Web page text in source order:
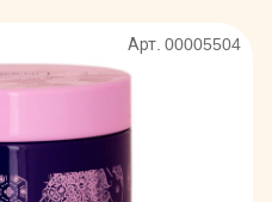
Арт. 00005504